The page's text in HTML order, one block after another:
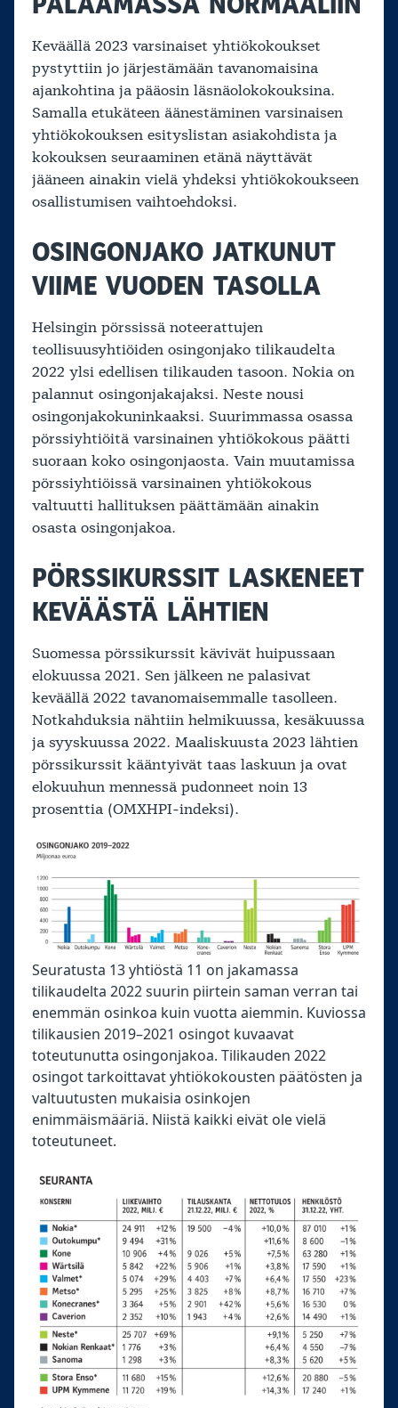
Keväällä 2023 varsinaiset yhtiökokoukset
pystyttiin jo järjestämään tavanomaisina
ajankohtina ja pääosin läsnäolokokouksina.
Samalla etukäteen äänestäminen varsinaisen
yhtiökokouksen esityslistan asiakohdista ja
kokouksen seuraaminen etänä näyttävät
jääneen ainakin vielä yhdeksi yhtiökokoukseen
osallistumisen vaihtoehdoksi.
OSINGONJAKO JATKUNUT
VIIME VUODEN TASOLLA
Helsingin pörssissä noteerattujen
teollisuusyhtiöiden osingonjako tilikaudelta
2022 ylsi edellisen tilikauden tasoon. Nokia on
palannut osingonjakajaksi. Neste nousi
osingonjakokuninkaaksi. Suurimmassa osassa
pörssiyhtiöitä varsinainen yhtiökokous päätti
suoraan koko osingonjaosta. Vain muutamissa
pörssiyhtiöissä varsinainen yhtiökokous
valtuutti hallituksen päättämään ainakin
osasta osingonjakoa.
PÖRSSIKURSSIT LASKENEET
KEVÄÄSTÄ LÄHTIEN
Suomessa pörssikurssit kävivät huipussaan
elokuussa 2021. Sen jälkeen ne palasivat
keväällä 2022 tavanomaisemmalle tasolleen.
Notkahduksia nähtiin helmikuussa, kesäkuussa
ja syyskuussa 2022. Maaliskuusta 2023 lähtien
pörssikurssit kääntyivät taas laskuun ja ovat
elokuuhun mennessä pudonneet noin 13
prosenttia (OMXHPI-indeksi).
Seuratusta 13 yhtiöstä 11 on jakamassa
tilikaudelta 2022 suurin piirtein saman verran tai
enemmän osinkoa kuin vuotta aiemmin. Kuviossa
tilikausien 2019–2021 osingot kuvaavat
toteutunutta osingonjakoa. Tilikauden 2022
osingot tarkoittavat yhtiökokousten päätösten ja
valtuutusten mukaisia osinkojen
enimmäismääriä. Niistä kaikki eivät ole vielä
toteutuneet.